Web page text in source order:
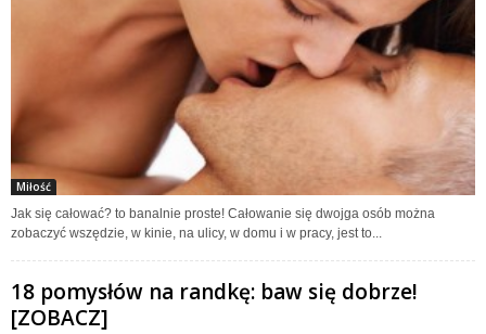
Miłość
Jak się całować? to banalnie proste! Całowanie się dwojga osób można
zobaczyć wszędzie, w kinie, na ulicy, w domu i w pracy, jest to...
18 pomysłów na randkę: baw się dobrze!
[ZOBACZ]